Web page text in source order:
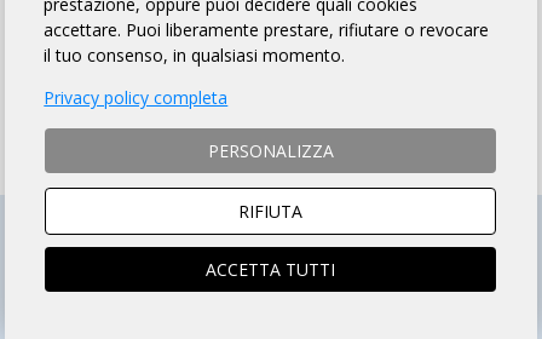
ISCRIZIONI CHIUSE
accettare. Puoi liberamente prestare, rifiutare o revocare
il tuo consenso, in qualsiasi momento.
Privacy policy completa
PERSONALIZZA
RIFIUTA
ACCETTA TUTTI